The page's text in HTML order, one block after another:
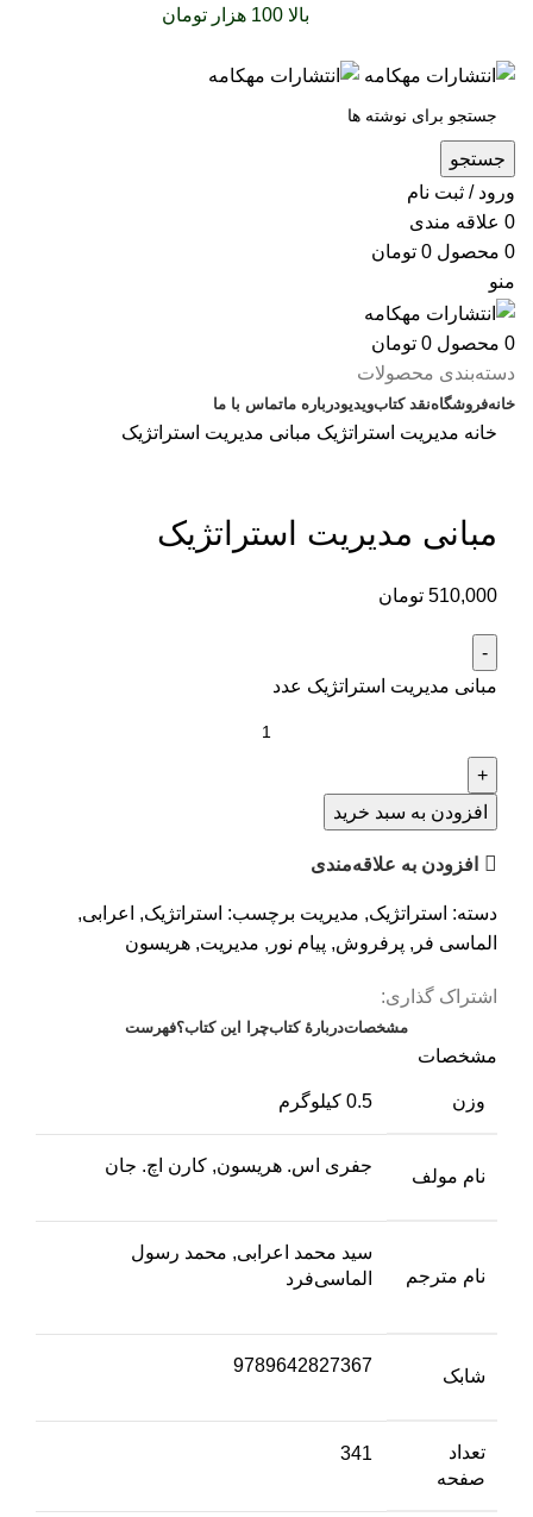
بالا 100 هزار تومان
جستجو
ورود / ثبت نام
0 علاقه مندی
0 محصول 0 تومان
منو
0 محصول 0 تومان
دسته‌بندی محصولات
خانهفروشگاهنقد کتابویدیودرباره‌ ماتماس با ما
خانه مدیریت استراتژیک مبانی مدیریت استراتژیک
مبانی مدیریت استراتژیک
510,000 تومان
مبانی مدیریت استراتژیک عدد
افزودن به سبد خرید
افزودن به علاقه‌مندی
دسته: استراتژیک, مدیریت برچسب: استراتژیک, اعرابی,
الماسی فر , پرفروش, پیام نور , مدیریت, هریسون
اشتراک گذاری:
مشخصاتدربارهٔ کتابچرا این کتاب؟فهرست
مشخصات
وزن 0.5 کیلوگرم
نام مولف
جفری اس. هریسون, کارن اچ. جان
نام مترجم
سید محمد اعرابی, محمد رسول
الماسی‌فرد
شابک
9789642827367
تعداد
صفحه
341